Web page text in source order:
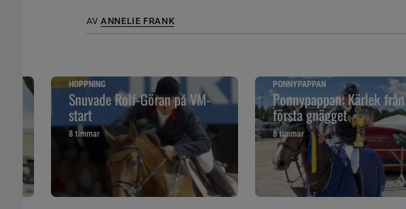
AV ANNELIE FRANK
HOPPNING
Snuvade Rolf-Göran på VM-
start
8 timmar
PONNYPAPPAN
Ponnypappan: Kärlek från
första gnägget
8 timmar